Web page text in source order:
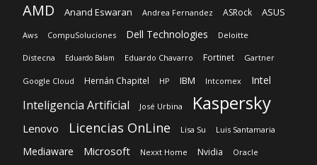
AMD Anand Eswaran Andrea Fernandez ASRock ASUS
Aws CompuSoluciones Dell Technologies Deloitte
Distecna Eduardo Balam Eduardo Chavarro Fortinet Gartner
Google Cloud Hernán Chapitel HP IBM Intcomex Intel
Inteligencia Artificial José Urbina Kaspersky
Lenovo Licencias OnLine Lisa Su Luis Santamaria
Mediaware Microsoft Nexxt Home Nvidia Oracle